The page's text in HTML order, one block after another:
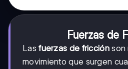
Fuerzas de
Lasfuerzas de fricciónson
movimiento que surgen